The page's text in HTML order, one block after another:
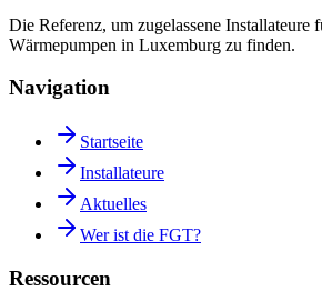
Die Referenz, um zugelassene Installateure
Wärmepumpen in Luxemburg zu finden.
Navigation
Startseite
Installateure
Aktuelles
Wer ist die FGT?
Ressourcen